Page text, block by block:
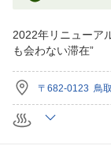
2022年リニューア
も会わない滞在”
〒682-0123 鳥